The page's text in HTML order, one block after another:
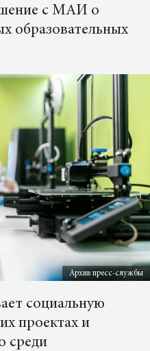
с МАИ о
образовательных
Архив пресс-службы
социальную
проектах и
среди